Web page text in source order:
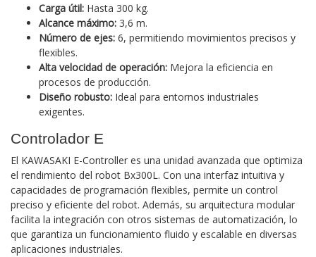
Carga útil: Hasta 300 kg.
Alcance máximo: 3,6 m.
Número de ejes: 6, permitiendo movimientos precisos y
flexibles.
Alta velocidad de operación: Mejora la eficiencia en
procesos de producción.
Diseño robusto: Ideal para entornos industriales
exigentes.
Controlador E
El KAWASAKI E-Controller es una unidad avanzada que optimiza
el rendimiento del robot Bx300L. Con una interfaz intuitiva y
capacidades de programación flexibles, permite un control
preciso y eficiente del robot. Además, su arquitectura modular
facilita la integración con otros sistemas de automatización, lo
que garantiza un funcionamiento fluido y escalable en diversas
aplicaciones industriales.